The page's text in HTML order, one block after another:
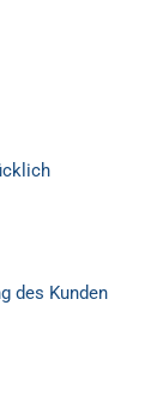
des Kunden